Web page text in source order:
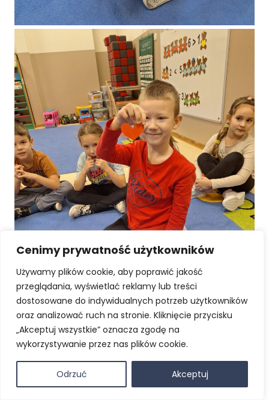
Cenimy prywatność użytkowników
Używamy plików cookie, aby poprawić jakość
przeglądania, wyświetlać reklamy lub treści
dostosowane do indywidualnych potrzeb użytkowników
oraz analizować ruch na stronie. Kliknięcie przycisku
„Akceptuj wszystkie” oznacza zgodę na
wykorzystywanie przez nas plików cookie.
Odrzuć Akceptuj